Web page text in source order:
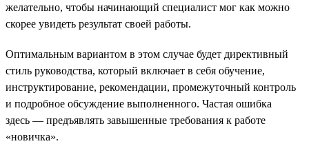
желательно, чтобы начинающий специалист мог как можно
скорее увидеть результат своей работы.
Оптимальным вариантом в этом случае будет директивный
стиль руководства, который включает в себя обучение,
инструктирование, рекомендации, промежуточный контроль
и подробное обсуждение выполненного. Частая ошибка
здесь — предъявлять завышенные требования к работе
«новичка».